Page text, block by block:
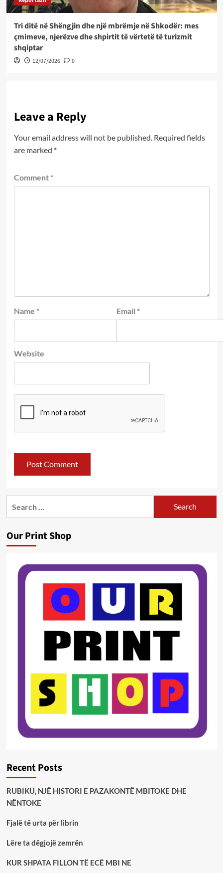
Tri ditë në Shëngjin dhe një mbrëmje në Shkodër: mes
çmimeve, njerëzve dhe shpirtit të vërtetë të turizmit
shqiptar
12/07/2026 0
Leave a Reply
Your email address will not be published. Required fields
are marked *
Comment *
Name * Email *
Website
Our Print Shop
Recent Posts
RUBIKU, NJË HISTORI E PAZAKONTË MBITOKE DHE
NËNTOKE
Fjalë të urta për librin
Lëre ta dëgjojë zemrën
KUR SHPATA FILLON TË ECË MBI NE